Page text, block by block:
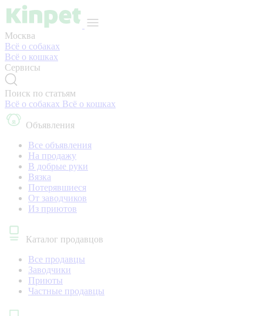
Москва
Всё о собаках
Всё о кошках
Сервисы
Поиск по статьям
Всё о собаках Всё о кошках
Объявления
Все объявления
На продажу
В добрые руки
Вязка
Потерявшиеся
От заводчиков
Из приютов
Каталог продавцов
Все продавцы
Заводчики
Приюты
Частные продавцы